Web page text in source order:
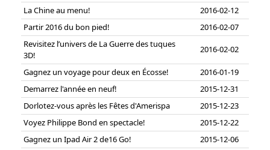
La Chine au menu!
2016-02-12
Partir 2016 du bon pied!
2016-02-07
Revisitez l’univers de La Guerre des tuques
3D!
2016-02-02
Gagnez un voyage pour deux en Écosse!
2016-01-19
Demarrez l'année en neuf!
2015-12-31
Dorlotez-vous après les Fêtes d'Amerispa
2015-12-23
Voyez Philippe Bond en spectacle!
2015-12-22
Gagnez un Ipad Air 2 de16 Go!
2015-12-06